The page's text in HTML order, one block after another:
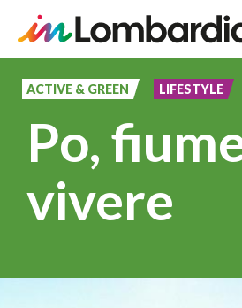
principale
ACTIVE & GREEN LIFESTYLE
Po,
vivere